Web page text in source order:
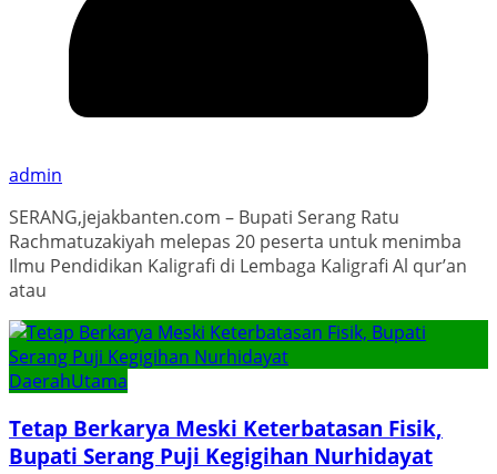
admin
SERANG,jejakbanten.com – Bupati Serang Ratu
Rachmatuzakiyah melepas 20 peserta untuk menimba
Ilmu Pendidikan Kaligrafi di Lembaga Kaligrafi Al qur’an
atau
DaerahUtama
Tetap Berkarya Meski Keterbatasan Fisik,
Bupati Serang Puji Kegigihan Nurhidayat